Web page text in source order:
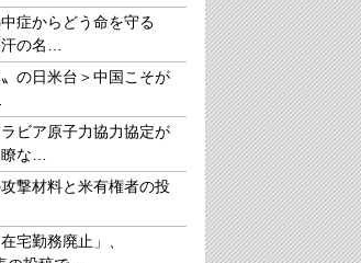
中症からどう命を守る
の名…
の日米台＞中国こそが
ビア原子力協力協定が
な…
撃材料と米有権者の投
宅勤務廃止」、